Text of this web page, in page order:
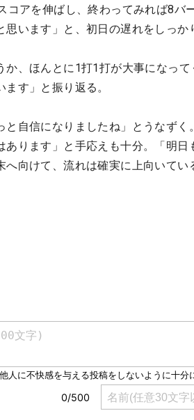
コアを伸ばし、終わってみれば8バ
います」と、初日の遅れをしっか
か、ほんとに1打1打が大事になっ
す」と振り返る。
と自信になりましたね」とうなずく
あります」と手応えも十分。「明
向けて、流れは確実に上向いてい